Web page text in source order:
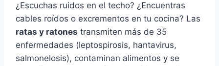
¿Escuchas ruidos en el techo? ¿Encuentras
cables roídos o excrementos en tu cocina? Las
ratas y ratones transmiten más de 35
enfermedades (leptospirosis, hantavirus,
salmonelosis), contaminan alimentos y se